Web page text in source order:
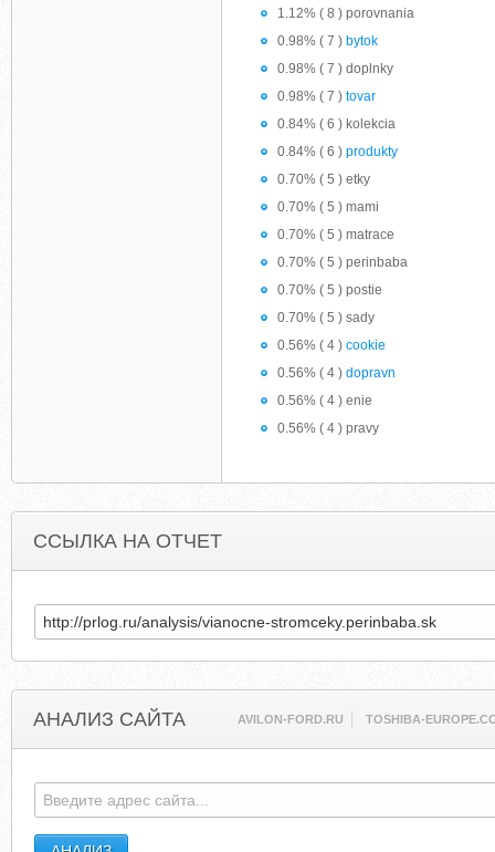
1.12% ( 8 ) porovnania
0.98% ( 7 ) bytok
0.98% ( 7 ) doplnky
0.98% ( 7 ) tovar
0.84% ( 6 ) kolekcia
0.84% ( 6 ) produkty
0.70% ( 5 ) etky
0.70% ( 5 ) mami
0.70% ( 5 ) matrace
0.70% ( 5 ) perinbaba
0.70% ( 5 ) postie
0.70% ( 5 ) sady
0.56% ( 4 ) cookie
0.56% ( 4 ) dopravn
0.56% ( 4 ) enie
0.56% ( 4 ) pravy
ССЫЛКА НА ОТЧЕТ
АНАЛИЗ САЙТА AVILON-FORD.RU TOSHIBA-